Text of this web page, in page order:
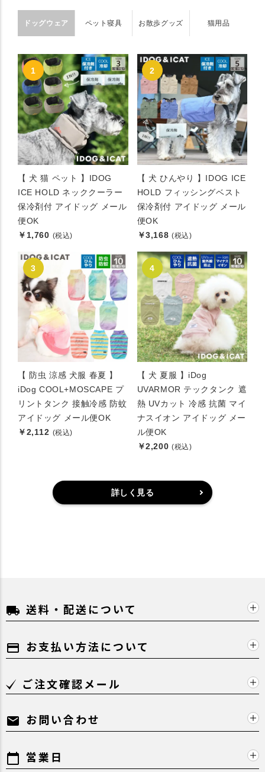
ドッグウェア ペット寝具 お散歩グッズ 猫用品
【 犬 猫 ペット 】IDOG
ICE HOLD ネッククーラー
保冷剤付 アイドッグ メール
便OK
￥1,760 (税込)
【 犬 ひんやり 】IDOG ICE
HOLD フィッシングベスト
保冷剤付 アイドッグ メール
便OK
￥3,168 (税込)
【 防虫 涼感 犬服 春夏 】
iDog COOL+MOSCAPE プ
リントタンク 接触冷感 防蚊
アイドッグ メール便OK
￥2,112 (税込)
【 犬 夏服 】iDog
UVARMOR テックタンク 遮
熱 UVカット 冷感 抗菌 マイ
ナスイオン アイドッグ メー
ル便OK
￥2,200 (税込)
詳しく見る
local_shipping 送料・配送について
payment お支払い方法について
ご注文確認メール
mail お問い合わせ
calendar_today 営業日